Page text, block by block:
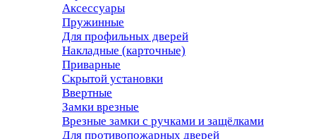
Аксессуары
Пружинные
Для профильных дверей
Накладные (карточные)
Приварные
Скрытой установки
Ввертные
Замки врезные
Врезные замки с ручками и защёлками
Для противопожарных дверей